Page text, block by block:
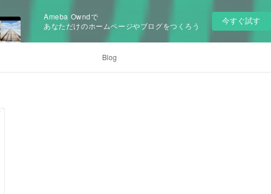
Ameba Owndで
あなただけのホームページやブログをつくろう
今すぐ試す
Blog